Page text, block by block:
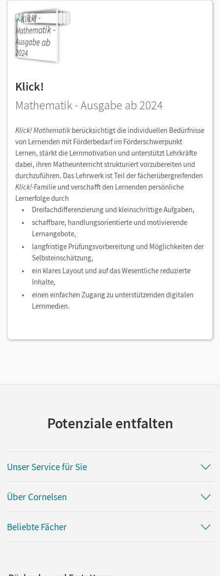
Klick!
Mathematik - Ausgabe ab 2024
Klick! Mathematik berücksichtigt die individuellen Bedürfnisse
von Lernenden mit Förderbedarf im Förderschwerpunkt
Lernen, stärkt die Lernmotivation und unterstützt Lehrkräfte
dabei, ihren Matheunterricht strukturiert vorzubereiten und
durchzuführen. Das Lehrwerk ist Teil der fächerübergreifenden
Klick!-Familie und verschafft den Lernenden persönliche
Lernerfolge durch
Dreifachdifferenzierung und kleinschrittige Aufgaben,
schaffbare, handlungsorientierte und motivierende
Lernangebote,
langfristige Prüfungsvorbereitung und Möglichkeiten der
Selbsteinschätzung,
ein klares Layout und auf das Wesentliche reduzierte
Inhalte,
einen einfachen Zugang zu unterstützenden digitalen
Lernmedien.
Potenziale entfalten
Unser Service für Sie
Über Cornelsen
Beliebte Fächer